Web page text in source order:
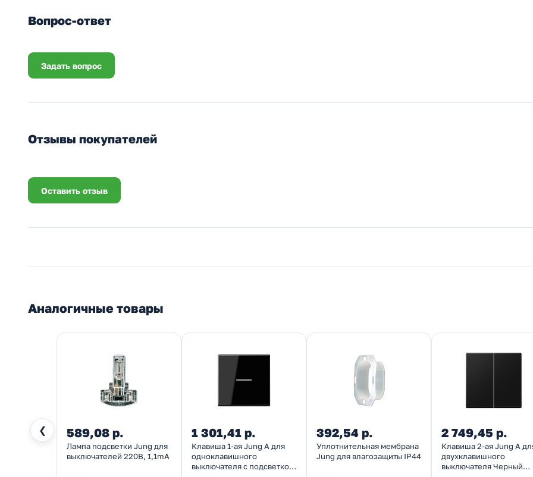
Вопрос-ответ
Задать вопрос
Отзывы покупателей
Оставить отзыв
Аналогичные товары
❮ 589,08 р.
Лампа подсветки Jung для
выключателей 220В, 1,1mA
1 301,41 р.
Клавиша 1-ая Jung A для
одноклавишного
выключателя с подсветкой
392,54 р.
Уплотнительная мембрана
Jung для влагозащиты IP44
2 749,45 р.
Клавиша 2-ая Jung A
двухклавишного
выключателя Черный